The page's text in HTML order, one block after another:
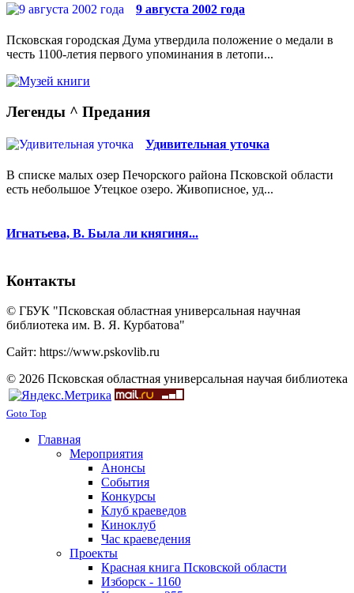
9 августа 2002 года
Псковская городская Дума утвердила положение о медали в
честь 1100-летия первого упоминания в летопи...
Легенды ^ Предания
Удивительная уточка
В списке малых озер Печорского района Псковской области
есть небольшое Утецкое озеро. Живописное, уд...
Игнатьева, В. Была ли княгиня...
Контакты
© ГБУК "Псковская областная универсальная научная
библиотека им. В. Я. Курбатова"
Сайт: https://www.pskovlib.ru
© 2026 Псковская областная универсальная научая библиотека
Goto Top
Главная
Мероприятия
Анонсы
События
Конкурсы
Клуб краеведов
Киноклуб
Час краеведения
Проекты
Красная книга Псковской области
Изборск - 1160